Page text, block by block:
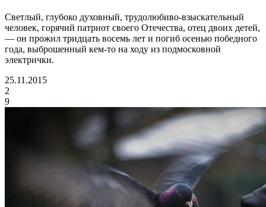
Светлый, глубоко духовный, трудолюбиво-взыскательный
человек, горячий патриот своего Отечества, отец двоих детей,
— он прожил тридцать восемь лет и погиб осенью победного
года, выброшенный кем-то на ходу из подмосковной
электрички.
25.11.2015
2
9